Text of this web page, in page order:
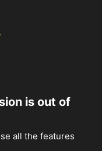
is out of
all the features